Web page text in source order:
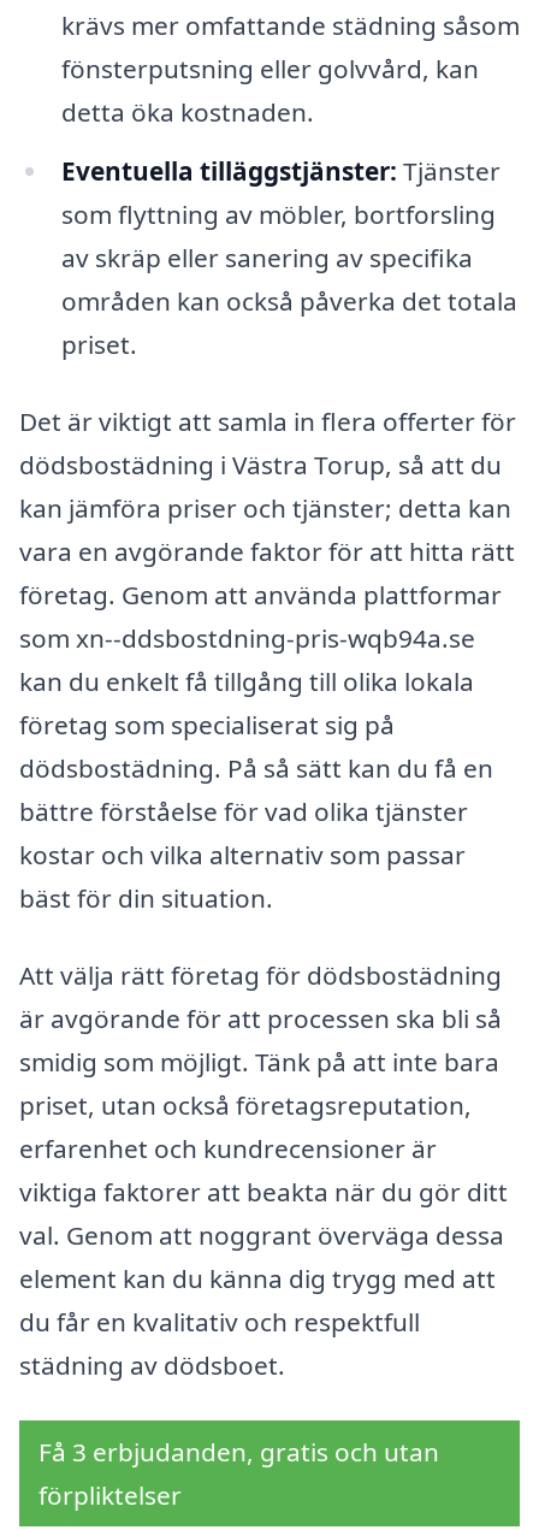
krävs mer omfattande städning såsom
fönsterputsning eller golvvård, kan
detta öka kostnaden.
Eventuella tilläggstjänster: Tjänster
som flyttning av möbler, bortforsling
av skräp eller sanering av specifika
områden kan också påverka det totala
priset.
Det är viktigt att samla in flera offerter för
dödsbostädning i Västra Torup, så att du
kan jämföra priser och tjänster; detta kan
vara en avgörande faktor för att hitta rätt
företag. Genom att använda plattformar
som xn--ddsbostdning-pris-wqb94a.se
kan du enkelt få tillgång till olika lokala
företag som specialiserat sig på
dödsbostädning. På så sätt kan du få en
bättre förståelse för vad olika tjänster
kostar och vilka alternativ som passar
bäst för din situation.
Att välja rätt företag för dödsbostädning
är avgörande för att processen ska bli så
smidig som möjligt. Tänk på att inte bara
priset, utan också företagsreputation,
erfarenhet och kundrecensioner är
viktiga faktorer att beakta när du gör ditt
val. Genom att noggrant överväga dessa
element kan du känna dig trygg med att
du får en kvalitativ och respektfull
städning av dödsboet.
Få 3 erbjudanden, gratis och utan
förpliktelser